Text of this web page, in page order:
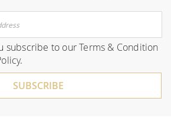
subscribe to ourTerms & Condition
.
SUBSCRIBE